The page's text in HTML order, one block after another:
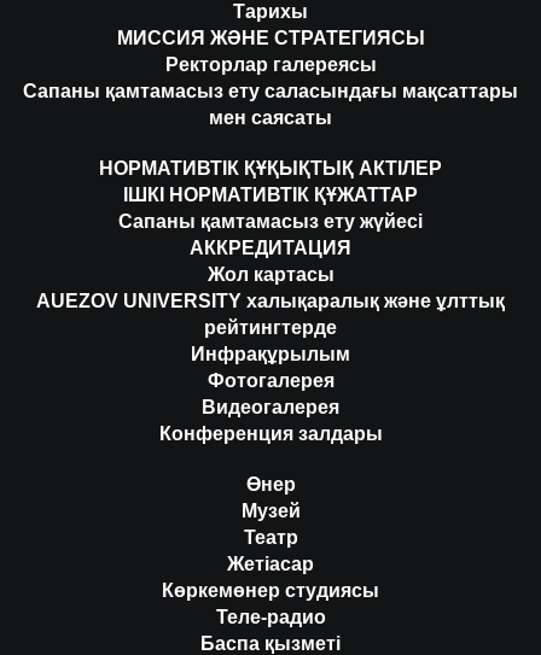
Тарихы
МИССИЯ ЖӘНЕ СТРАТЕГИЯСЫ
Ректорлар галереясы
Сапаны қамтамасыз ету саласындағы мақсаттары
мен саясаты
НОРМАТИВТІК ҚҰҚЫҚТЫҚ АКТІЛЕР
ІШКІ НОРМАТИВТІК ҚҰЖАТТАР
Сапаны қамтамасыз ету жүйесі
АККРЕДИТАЦИЯ
Жол картасы
AUEZOV UNIVERSITY халықаралық және ұлттық
рейтингтерде
Инфрақұрылым
Фотогалерея
Видеогалерея
Конференция залдары
Өнер
Музей
Театр
Жетіасар
Көркемөнер студиясы
Теле-радио
Баспа қызметі